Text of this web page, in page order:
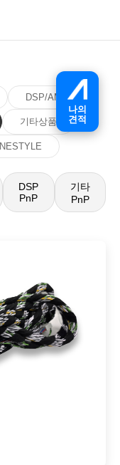
DSP/AMP
기타상품
DSP
PnP
기타
PnP
나의
견적